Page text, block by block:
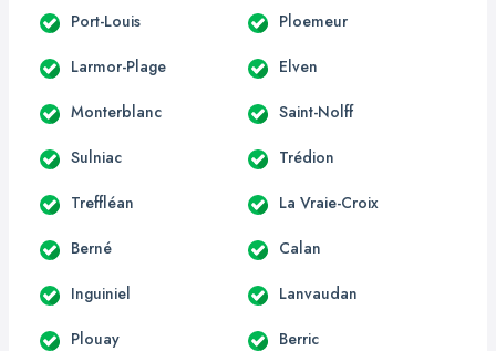
Port-Louis Ploemeur
Larmor-Plage Elven
Monterblanc Saint-Nolff
Sulniac Trédion
Treffléan La Vraie-Croix
Berné Calan
Inguiniel Lanvaudan
Plouay Berric